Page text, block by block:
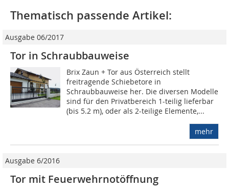
Thematisch passende Artikel:
Ausgabe 06/2017
Tor in Schraubbauweise
Brix Zaun + Tor aus Österreich stellt
freitragende Schiebetore in
Schraubbauweise her. Die diversen Modelle
sind für den Privatbereich 1-teilig lieferbar
(bis 5.2 m), oder als 2-teilige Elemente,...
mehr
Ausgabe 6/2016
Tor mit Feuerwehrnotöffnung